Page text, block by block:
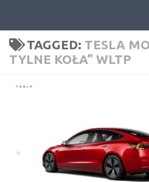
TAGGED: TESLA
TYLNE KOŁA” WLTP